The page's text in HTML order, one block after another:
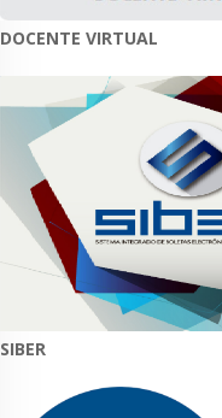
DOCENTE VIRTUAL
SIBER